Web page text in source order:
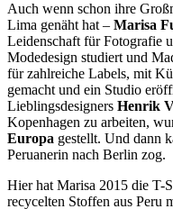
Auch wenn schon ihre
Lima genäht hat – Marisa
Leidenschaft für Fotografie
Modedesign studiert und
für zahlreiche Labels, mit
gemacht und ein Studio
Lieblingsdesigners Henrik
Kopenhagen zu arbeiten,
Europa gestellt. Und dann
Peruanerin nach Berlin zog.
Hier hat Marisa 2015 die T-
recycelten Stoffen aus Peru